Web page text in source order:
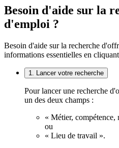
Besoin d'aide sur la
d'emploi ?
Besoin d'aide sur la recherche
informations essentielles en
1. Lancer votre recherche
Pour lancer une recherche
un des deux champs :
« Métier, compétence,
ou
« Lieu de travail ».